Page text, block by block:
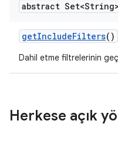
abstract Set<String>
getIncludeFilters()
Dahil etme filtrelerinin
Herkese açık